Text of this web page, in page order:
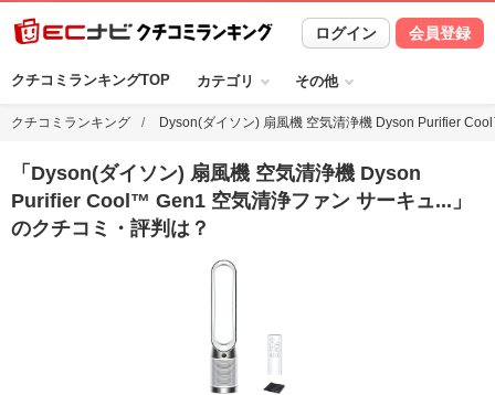
ログイン 会員登録
クチコミランキングTOP カテゴリ その他
クチコミランキング Dyson(ダイソン) 扇風機 空気清浄機 Dyson Purifier
「 Dyson(ダイソン) 扇風機 空気清浄機 Dyson
Purifier Cool™ Gen1 空気清浄ファン サーキュ... 」
のクチコミ・評判は？